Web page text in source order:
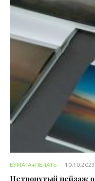
БУМАГА+ПЕЧАТЬ · 10.10.2023
Нетронутый пейзаж